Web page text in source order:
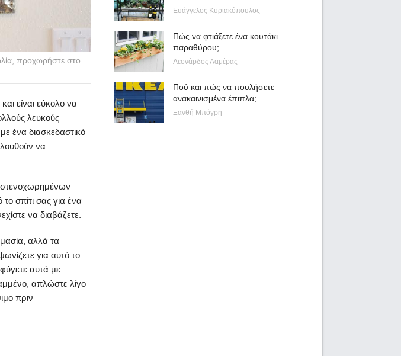
προχωρήστε στο
είναι εύκολο να
λευκούς
ένα διασκεδαστικό
να
στενοχωρημένων
σπίτι σας για ένα
να διαβάζετε.
αλλά τα
για αυτό το
αυτά με
απλώστε λίγο
πριν
Ευάγγελος Κυριακόπουλος
Πώς να φτιάξετε ένα κουτάκι
παραθύρου;
Λεονάρδος Λαμέρας
Πού και πώς να πουλήσετε
ανακαινισμένα έπιπλα;
Ξανθή Μπόγρη